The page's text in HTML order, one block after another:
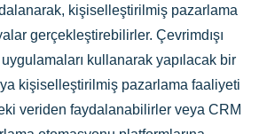
kişiselleştirilmiş pazarlama
gerçekleştirebilirler. Çevrimdışı
kullanarak yapılacak bir
kişiselleştirilmiş pazarlama faaliyeti
veriden faydalanabilirler veya CRM